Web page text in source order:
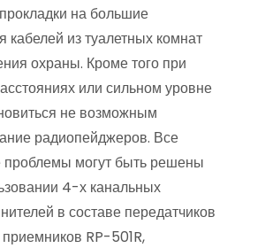
на большие
кабелей из туалетных комнат
охраны. Кроме того при
или сильном уровне
не возможным
радиопейджеров. Все
проблемы могут быть решены
4-х канальных
в составе передатчиков
RP-501R,